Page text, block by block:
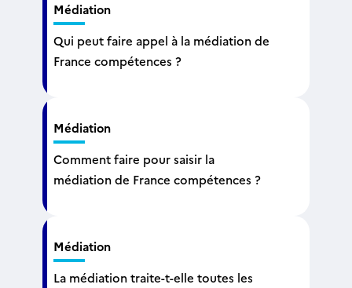
Médiation
Qui peut faire appel à la médiation de
France compétences ?
Médiation
Comment faire pour saisir la
médiation de France compétences ?
Médiation
La médiation traite-t-elle toutes les